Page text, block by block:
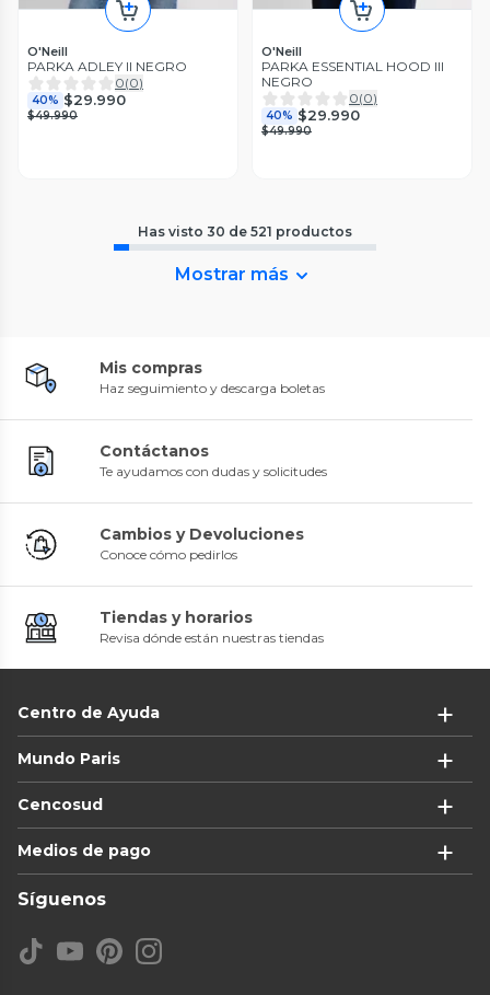
O'Neill
PARKA ADLEY II NEGRO
0(0)
40% $29.990
$49.990
O'Neill
PARKA ESSENTIAL HOOD III
NEGRO
0(0)
40% $29.990
$49.990
Has visto 30 de 521 productos
Mostrar más
Mis compras
Haz seguimiento y descarga boletas
Contáctanos
Te ayudamos con dudas y solicitudes
Cambios y Devoluciones
Conoce cómo pedirlos
Tiendas y horarios
Revisa dónde están nuestras tiendas
Centro de Ayuda
Mundo Paris
Cencosud
Medios de pago
Síguenos